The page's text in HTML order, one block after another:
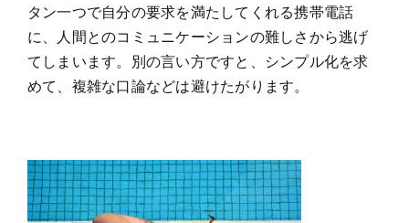
タン一つで自分の要求を満たしてくれる携帯電話
に、人間とのコミュニケーションの難しさから逃げ
てしまいます。別の言い方ですと、シンプル化を求
めて、複雑な口論などは避けたがります。